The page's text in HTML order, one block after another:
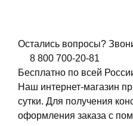
Остались вопросы?
8 800 700-20-81
Бесплатно по всей
Наш интернет-магазин
сутки. Для получения
оформления заказа с